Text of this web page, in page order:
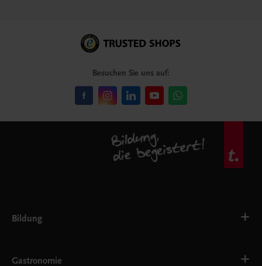
Besuchen Sie uns auf:
Bildung
AHS
Gastronomie